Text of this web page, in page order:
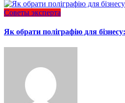
Советы эксперта
Як обрати поліграфію для